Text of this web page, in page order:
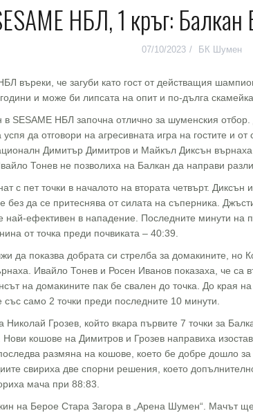
НБЛ, 1 кръг:
07/10/2023 БК Шумен
въреки, че загуби като гост от действащия
и може би липсата на опит и по-дълга
в SESAME НБЛ започна отлично за шуменския
да отговори на агресивната игра на гостите и
Димитър Димитров и Майкъл Диксън
Тонев не позволиха на Балкан да направи
с пет точки в началото на втората четвърт.
без да се притеснява от силата на съперника.
ефективен в нападение. Последните минути на
от точка преди почвиката – 40:39.
да показва добрата си стрелба за домакините,
Ивайло Тонев и Росен Иванов показаха, че
на домакините пак бе свален до точка. До края
със само 2 точки преди последните 10 минути.
Николай Грозев, който вкара първите 7 точки за
кошове на Димитров и Грозев направиха
размяна на кошове, което бе добре дошло
свириха две спорни решения, което
мача при 88:83.
на Берое Стара Загора в „Арена Шумен“. Мачът